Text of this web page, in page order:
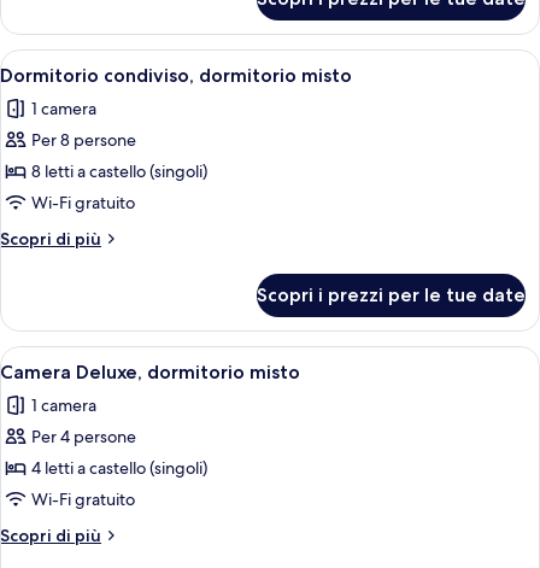
condiviso,
letti
multipli
Apri
tutte
le
foto
per
Dormitorio
condiviso,
dormitorio
Una camera del dormitorio con letti
4
Dormitorio condiviso, dormitorio misto
1 camera
Per 8 persone
8 letti a castello (singoli)
Wi-Fi gratuito
Scopri di più
Altri
condiviso,
dormitorio
misto
Scopri i prezzi per le tue date
Apri
tutte
le
foto
per
Camera
Deluxe,
dormitorio
Camera d'albergo moderna con letti
3
Camera Deluxe, dormitorio misto
1 camera
Per 4 persone
4 letti a castello (singoli)
Wi-Fi gratuito
Scopri di più
Altri